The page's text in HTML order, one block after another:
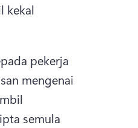
kekal
pekerja
mengenai
semula